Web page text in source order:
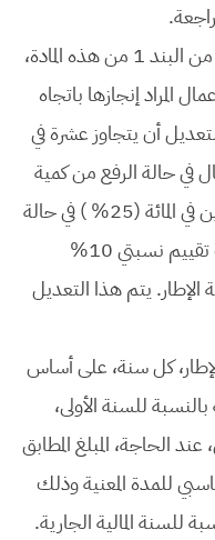
استثناء من مقتضيات الفقرة 3 من البند 1 من هذه المادة،
المراد إنجازها باتجاه
أن يتجاوز عشرة في
في حالة الرفع من كمية
أو قيمة هذه الأعمال وخمسة وعشرين في المائة (25% ) في حالة
تخفيض قيمة أو كمية الأعمال. يجب تقييم نسبتي 10%
الإطار. يتم هذا التعديل
كل سنة، على أساس
للسنة الأولى،
الحاجة، المبلغ المطابق
للمدة المعنية وذلك
للسنة المالية الجارية.